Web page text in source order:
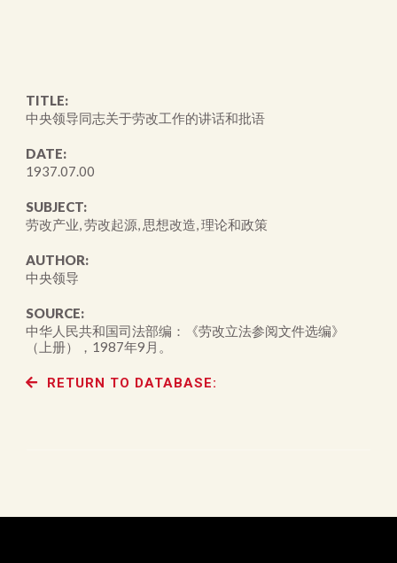
TITLE:
中央领导同志关于劳改工作的讲话和批语
DATE:
1937.07.00
SUBJECT:
劳改产业, 劳改起源, 思想改造, 理论和政策
AUTHOR:
中央领导
SOURCE:
中华人民共和国司法部编：《劳改立法参阅文件选编》
（上册），1987年9月。
RETURN TO DATABASE: